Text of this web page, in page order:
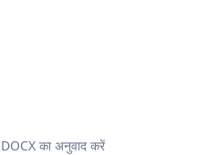
DOCX का अनुवाद करें